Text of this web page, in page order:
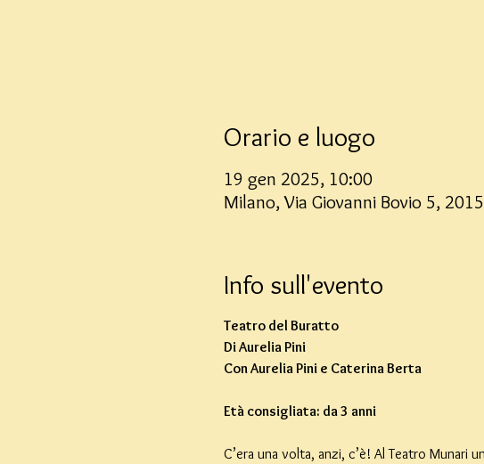
Orario e luogo
19 gen 2025, 10:00
Milano, Via Giovanni Bovio 5,
Info sull'evento
Teatro del Buratto
Di Aurelia Pini
Con Aurelia Pini e Caterina Berta
Età consigliata: da 3 anni
C’era una volta, anzi, c’è! Al Teatro Munari